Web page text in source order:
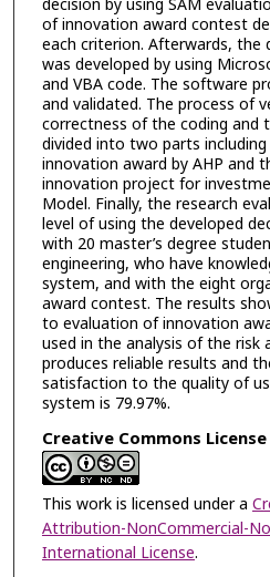
of innovation award contest
each criterion. Afterwards, the
was developed by using
and VBA code. The software
and validated. The process of
correctness of the coding and
divided into two parts
innovation award by AHP and
innovation project for
Model. Finally, the research
level of using the developed
with 20 master’s degree
engineering, who have
system, and with the eight
award contest. The results
to evaluation of innovation
used in the analysis of the risk
produces reliable results and
satisfaction to the quality of
system is 79.97%.
Creative Commons License
This work is licensed under a
Attribution-NonCommercial-
International License.